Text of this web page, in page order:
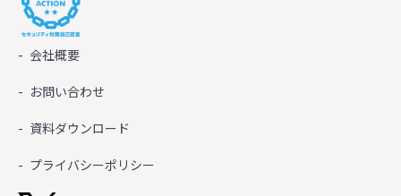
会社概要
お問い合わせ
資料ダウンロード
プライバシーポリシー